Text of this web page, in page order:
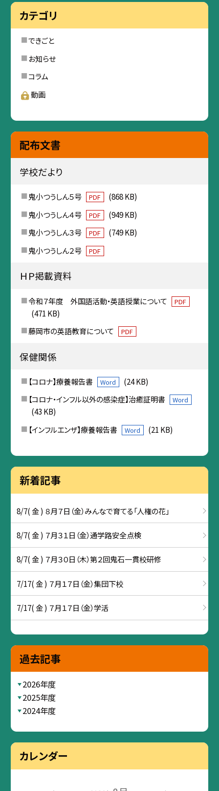
カテゴリ
できごと
お知らせ
コラム
動画
配布文書
学校だより
鬼小つうしん５号 PDF
(868 KB)
鬼小つうしん４号
PDF
(949 KB)
鬼小つうしん３号
PDF
(749 KB)
鬼小つうしん２号
PDF
ＨＰ掲載資料
令和７年度 外国語活動・英語授業について PDF
(471 KB)
藤岡市の英語教育について
PDF
保健関係
【コロナ】療養報告書 Word
(24 KB)
【コロナ・インフル以外の感染症】治癒証明書
Word
(43 KB)
【インフルエンザ】療養報告書
Word (21 KB)
新着記事
8/7( 金 ) ８月７日（金）みんなで育てる「人権の花」
8/7( 金 ) ７月３１日（金）通学路安全点検
8/7( 金 ) ７月３０日（木）第２回鬼石一貫校研修
7/17( 金 ) ７月１７日（金）集団下校
7/17( 金 ) ７月１７日（金）学活
過去記事
2026年度
2025年度
2024年度
カレンダー